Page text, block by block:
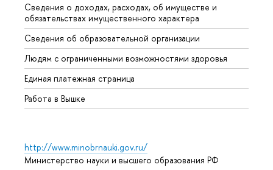
Сведения о доходах, расходах, об имуществе и
обязательствах имущественного характера
Сведения об образовательной организации
Людям с ограниченными возможностями здоровья
Единая платежная страница
Работа в Вышке
http://www.minobrnauki.gov.ru/
Министерство науки и высшего образования РФ